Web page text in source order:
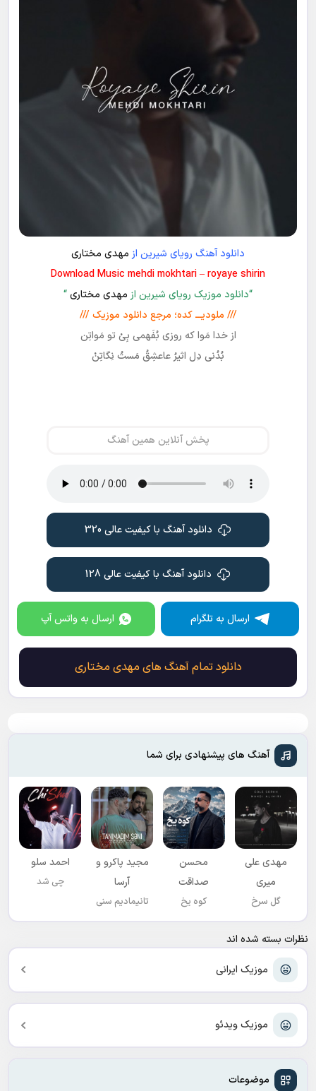
موزیک ایرانی
موزیک ویدئو
موضوعات
دانلود آهنگ رویای شیرین از مهدی مختاری
Download Music mehdi mokhtari – royaye shirin
“دانلود موزیک رویای شیرین از مهدی مختاری“
/// ملودیـــ کده؛ مرجع دانلود موزیک ///
از خدا مَوا که روزی بُفَهمی بِیْ تو مَواتِن
بُدُنی دِل اثیرُ عاعشِقُ مَستُ نِگاتِنْ
پخش آنلاین همین آهنگ
دانلود آهنگ با کیفیت عالی 320
دانلود آهنگ با کیفیت عالی 128
ارسال به تلگرام ارسال به واتس آپ
دانلود تمام آهنگ های مهدی مختاری
آهنگ های پیشنهادی برای شما
مهدی علی
میری
گل سرخ
محسن
صداقت
کوه یخ
مجید پاکرو و
آرسا
تانیمادیم سنی
احمد سلو
چی شد
نظرات بسته شده اند